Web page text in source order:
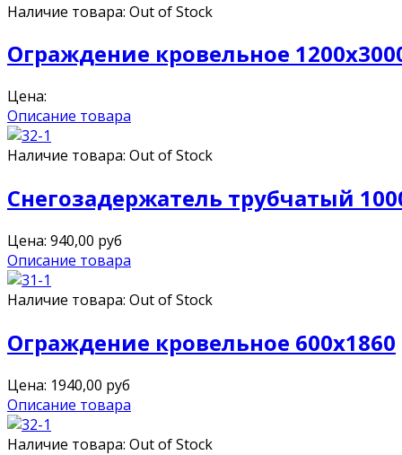
Наличие товара: Out of Stock
Ограждение кровельное
Цена:
Описание товара
Наличие товара: Out of Stock
Снегозадержатель трубчатый
Цена: 940,00 руб
Описание товара
Наличие товара: Out of Stock
Ограждение кровельное 600x1860
Цена: 1940,00 руб
Описание товара
Наличие товара: Out of Stock